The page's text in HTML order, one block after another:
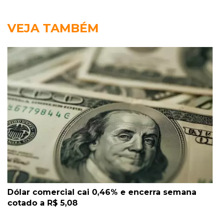
VEJA TAMBÉM
Dólar comercial cai 0,46% e encerra semana
cotado a R$ 5,08